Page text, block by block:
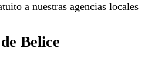
a nuestras agencias locales
Belice